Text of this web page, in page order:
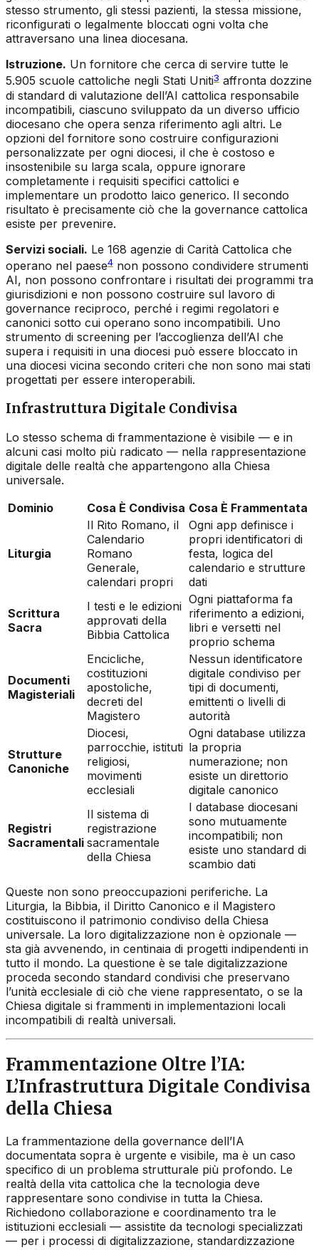
stesso strumento, gli stessi pazienti, la stessa missione,
riconfigurati o legalmente bloccati ogni volta che
attraversano una linea diocesana.
Istruzione. Un fornitore che cerca di servire tutte le
5.905 scuole cattoliche negli Stati Uniti3 affronta dozzine
di standard di valutazione dell’AI cattolica responsabile
incompatibili, ciascuno sviluppato da un diverso ufficio
diocesano che opera senza riferimento agli altri. Le
opzioni del fornitore sono costruire configurazioni
personalizzate per ogni diocesi, il che è costoso e
insostenibile su larga scala, oppure ignorare
completamente i requisiti specifici cattolici e
implementare un prodotto laico generico. Il secondo
risultato è precisamente ciò che la governance cattolica
esiste per prevenire.
Servizi sociali. Le 168 agenzie di Carità Cattolica che
operano nel paese4 non possono condividere strumenti
AI, non possono confrontare i risultati dei programmi tra
giurisdizioni e non possono costruire sul lavoro di
governance reciproco, perché i regimi regolatori e
canonici sotto cui operano sono incompatibili. Uno
strumento di screening per l’accoglienza dell’AI che
supera i requisiti in una diocesi può essere bloccato in
una diocesi vicina secondo criteri che non sono mai stati
progettati per essere interoperabili.
Infrastruttura Digitale Condivisa
Lo stesso schema di frammentazione è visibile — e in
alcuni casi molto più radicato — nella rappresentazione
digitale delle realtà che appartengono alla Chiesa
universale.
Dominio
Cosa È Condivisa Cosa È Frammentata
Liturgia
Il Rito Romano, il
Calendario
Romano
Generale,
calendari propri
Ogni app definisce i
propri identificatori di
festa, logica del
calendario e strutture
dati
Scrittura
Sacra
I testi e le edizioni
approvati della
Bibbia Cattolica
Ogni piattaforma fa
riferimento a edizioni,
libri e versetti nel
proprio schema
Documenti
Magisteriali
Encicliche,
costituzioni
apostoliche,
decreti del
Magistero
Nessun identificatore
digitale condiviso per
tipi di documenti,
emittenti o livelli di
autorità
Strutture
Canoniche
Diocesi,
parrocchie, istituti
religiosi,
movimenti
ecclesiali
Ogni database utilizza
la propria
numerazione; non
esiste un direttorio
digitale canonico
Registri
Sacramentali
Il sistema di
registrazione
sacramentale
della Chiesa
I database diocesani
sono mutuamente
incompatibili; non
esiste uno standard di
scambio dati
Queste non sono preoccupazioni periferiche. La
Liturgia, la Bibbia, il Diritto Canonico e il Magistero
costituiscono il patrimonio condiviso della Chiesa
universale. La loro digitalizzazione non è opzionale —
sta già avvenendo, in centinaia di progetti indipendenti in
tutto il mondo. La questione è se tale digitalizzazione
proceda secondo standard condivisi che preservano
l’unità ecclesiale di ciò che viene rappresentato, o se la
Chiesa digitale si frammenti in implementazioni locali
incompatibili di realtà universali.
Frammentazione Oltre l’IA:
L’Infrastruttura Digitale Condivisa
della Chiesa
La frammentazione della governance dell’IA
documentata sopra è urgente e visibile, ma è un caso
specifico di un problema strutturale più profondo. Le
realtà della vita cattolica che la tecnologia deve
rappresentare sono condivise in tutta la Chiesa.
Richiedono collaborazione e coordinamento tra le
istituzioni ecclesiali — assistite da tecnologi specializzati
— per i processi di digitalizzazione, standardizzazione